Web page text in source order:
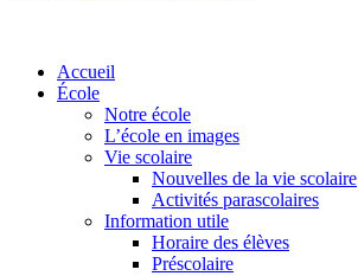
Accueil
École
Notre école
L’école en images
Vie scolaire
Nouvelles de la vie scolaire
Activités parascolaires
Information utile
Horaire des élèves
Préscolaire